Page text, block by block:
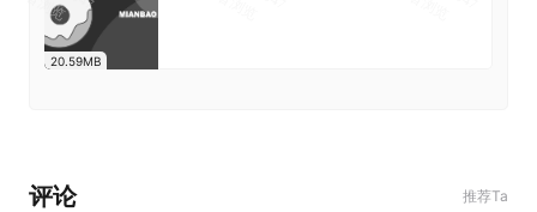
20.59MB
评论 推荐Ta